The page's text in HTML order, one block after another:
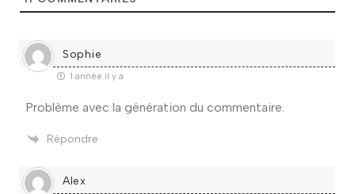
Sophie
1 année il y a
Problème avec la génération du commentaire.
Répondre
Alex